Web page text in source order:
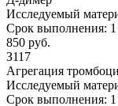
Исследуемый
Срок выполнения: 1
850 руб.
З117
Агрегация
Исследуемый
Срок выполнения: 1